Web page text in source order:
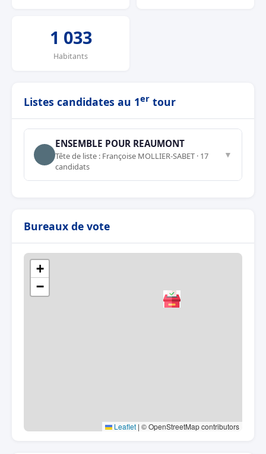
1 033
Habitants
Listes candidates au 1er tour
ENSEMBLE POUR REAUMONT
Tête de liste : Françoise MOLLIER-SABET · 17
candidats
▼
Bureaux de vote
+
−
Leaflet | © OpenStreetMap contributors